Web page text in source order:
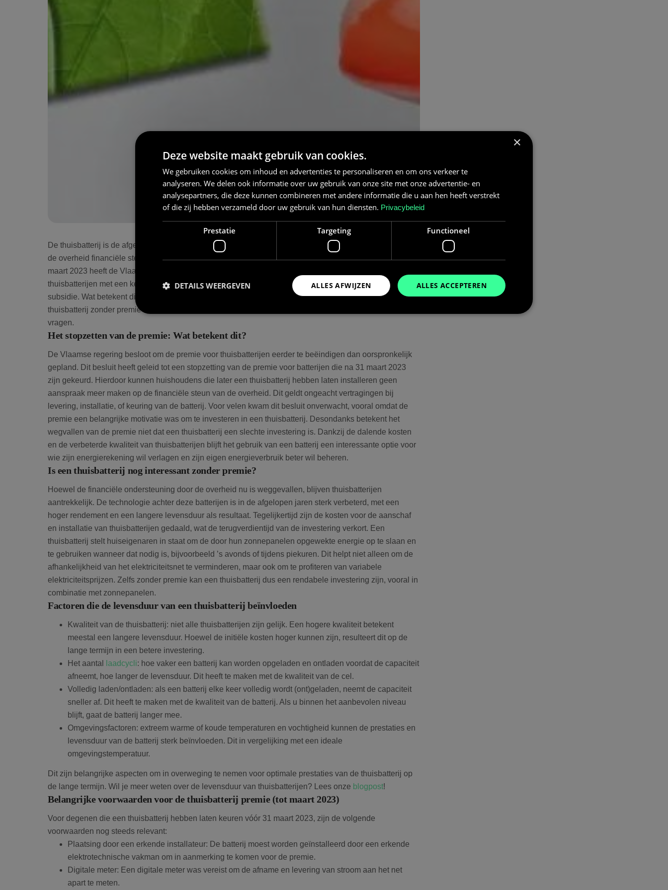
De thuisbatterij is de afgelopen jaren steeds populairder geworden in België, vooral in Vlaanderen, waar
de overheid financiële steun bood om de overstap naar duurzame energie aan te moedigen. Sinds eind
maart 2023 heeft de Vlaamse overheid de premie voor thuisbatterijen echter stopgezet. Dit betekent dat
thuisbatterijen met een keuringsattest na 31 maart 2023 niet langer in aanmerking komen voor deze
subsidie. Wat betekent dit voor huiseigenaren die overwegen een thuisbatterij te plaatsen? En is een
thuisbatterij zonder premie nog steeds een rendabele investering? In deze blog duiken we dieper in deze
vragen.
Het stopzetten van de premie: Wat betekent dit?
De Vlaamse regering besloot om de premie voor thuisbatterijen eerder te beëindigen dan oorspronkelijk
gepland. Dit besluit heeft geleid tot een stopzetting van de premie voor batterijen die na 31 maart 2023
zijn gekeurd. Hierdoor kunnen huishoudens die later een thuisbatterij hebben laten installeren geen
aanspraak meer maken op de financiële steun van de overheid. Dit geldt ongeacht vertragingen bij
levering, installatie, of keuring van de batterij. Voor velen kwam dit besluit onverwacht, vooral omdat de
premie een belangrijke motivatie was om te investeren in een thuisbatterij. Desondanks betekent het
wegvallen van de premie niet dat een thuisbatterij een slechte investering is. Dankzij de dalende kosten
en de verbeterde kwaliteit van thuisbatterijen blijft het gebruik van een batterij een interessante optie voor
wie zijn energierekening wil verlagen en zijn eigen energieverbruik beter wil beheren.
Is een thuisbatterij nog interessant zonder premie?
Hoewel de financiële ondersteuning door de overheid nu is weggevallen, blijven thuisbatterijen
aantrekkelijk. De technologie achter deze batterijen is in de afgelopen jaren sterk verbeterd, met een
hoger rendement en een langere levensduur als resultaat. Tegelijkertijd zijn de kosten voor de aanschaf
en installatie van thuisbatterijen gedaald, wat de terugverdientijd van de investering verkort. Een
thuisbatterij stelt huiseigenaren in staat om de door hun zonnepanelen opgewekte energie op te slaan en
te gebruiken wanneer dat nodig is, bijvoorbeeld ’s avonds of tijdens piekuren. Dit helpt niet alleen om de
afhankelijkheid van het elektriciteitsnet te verminderen, maar ook om te profiteren van variabele
elektriciteitsprijzen. Zelfs zonder premie kan een thuisbatterij dus een rendabele investering zijn, vooral in
combinatie met zonnepanelen.
Factoren die de levensduur van een thuisbatterij beïnvloeden
Kwaliteit van de thuisbatterij: niet alle thuisbatterijen zijn gelijk. Een hogere kwaliteit betekent
meestal een langere levensduur. Hoewel de initiële kosten hoger kunnen zijn, resulteert dit op de
lange termijn in een betere investering.
Het aantal
laadcycli: hoe vaker een batterij kan worden opgeladen en ontladen voordat de capaciteit
afneemt, hoe langer de levensduur. Dit heeft te maken met de kwaliteit van de cel.
Volledig laden/ontladen: als een batterij elke keer volledig wordt (ont)geladen, neemt de capaciteit
sneller af. Dit heeft te maken met de kwaliteit van de batterij. Als u binnen het aanbevolen niveau
blijft, gaat de batterij langer mee.
Omgevingsfactoren: extreem warme of koude temperaturen en vochtigheid kunnen de prestaties en
levensduur van de batterij sterk beïnvloeden. Dit in vergelijking met een ideale
omgevingstemperatuur.
Dit zijn belangrijke aspecten om in overweging te nemen voor optimale prestaties van de thuisbatterij op
de lange termijn. Wil je meer weten over de levensduur van thuisbatterijen? Lees onze blogpost!
Belangrijke voorwaarden voor de thuisbatterij premie (tot maart 2023)
Voor degenen die een thuisbatterij hebben laten keuren vóór 31 maart 2023, zijn de volgende
voorwaarden nog steeds relevant:
Plaatsing door een erkende installateur: De batterij moest worden geïnstalleerd door een erkende
elektrotechnische vakman om in aanmerking te komen voor de premie.
Digitale meter: Een digitale meter was vereist om de afname en levering van stroom aan het net
apart te meten.
×
Deze website maakt gebruik van cookies.
We gebruiken cookies om inhoud en advertenties te personaliseren en om ons verkeer te
analyseren. We delen ook informatie over uw gebruik van onze site met onze advertentie- en
analysepartners, die deze kunnen combineren met andere informatie die u aan hen heeft verstrekt
of die zij hebben verzameld door uw gebruik van hun diensten. Privacybeleid
Prestatie Targeting Functioneel
ALLES ACCEPTEREN
ALLES AFWIJZEN
DETAILS WEERGEVEN
Prestatiecookies worden gebruikt om te zien hoe bezoekers de website gebruiken, bijv. analytische cookies. Deze cookies kunnen
niet worden gebruikt om een bepaalde bezoeker direct te identificeren.
Naam
Domein
Vervaldatum Omschrijving
wp-
wpml_current_language
OnTheGoSystems
Ltd.
bolk.energy
Sessie
Slaat de huidige taal op. Standaard wordt deze cookie alleen
ingesteld voor ingelogde gebruikers. Als u de taalcookie
inschakelt om AJAX-filtering te ondersteunen, wordt deze
cookie ook ingesteld voor gebruikers die niet zijn ingelogd.